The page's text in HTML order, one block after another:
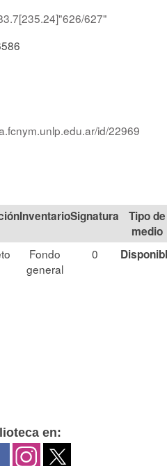
627"
id/22969
Signatura
Tipo de
medio
Fondo
general
0
en: